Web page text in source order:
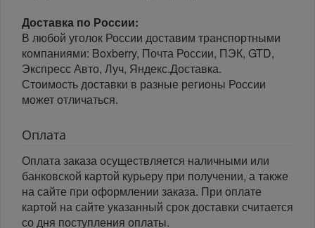
Доставка по России:
В любой уголок России доставим транспортными
компаниями: Boxberry, Почта России, ПЭК, GTD,
Экспресс Авто, Луч, Яндекс.Доставка.
Стоимость доставки в разные регионы России
может отличаться.
Оплата
Оплата заказа осуществляется наличными или
банковской картой курьеру при получении, а также
на сайте при оформлении заказа. При оплате
картой на сайте указанный срок доставки считается
со дня поступления оплаты.